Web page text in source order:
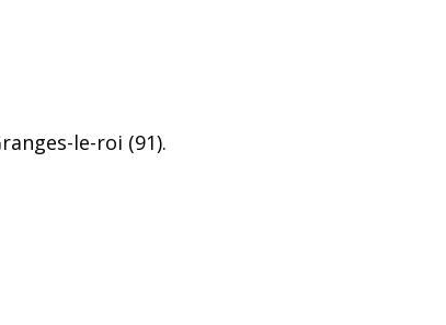
le-roi (91).